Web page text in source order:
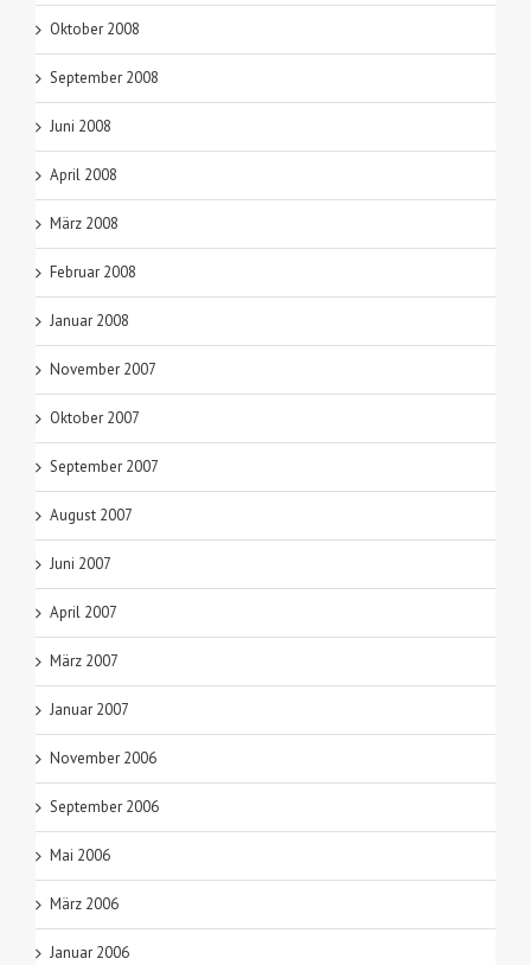
Oktober 2008
September 2008
Juni 2008
April 2008
März 2008
Februar 2008
Januar 2008
November 2007
Oktober 2007
September 2007
August 2007
Juni 2007
April 2007
März 2007
Januar 2007
November 2006
September 2006
Mai 2006
März 2006
Januar 2006